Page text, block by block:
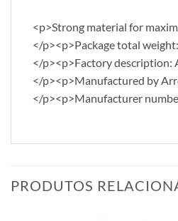
<p>Strong material for
</p><p>Package total
</p><p>Factory description:
</p><p>Manufactured by
</p><p>Manufacturer
PRODUTOS